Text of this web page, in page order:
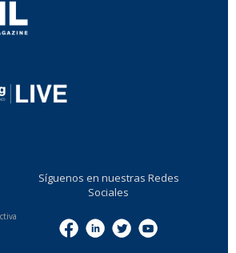
Síguenos en nuestras Redes
Sociales